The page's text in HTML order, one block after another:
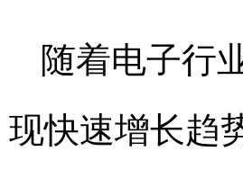
随着电子行
现快速增长趋